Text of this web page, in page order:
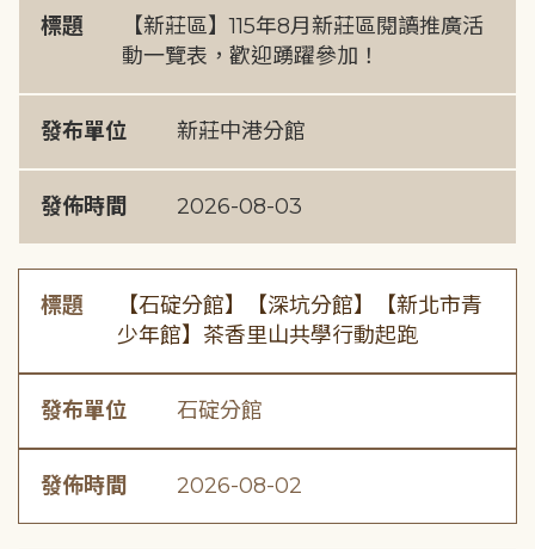
標題
【新莊區】115年8月新莊區閱讀推廣活
動一覽表，歡迎踴躍參加！
發布單位 新莊中港分館
發佈時間 2026-08-03
標題
【石碇分館】【深坑分館】【新北市青
少年館】茶香里山共學行動起跑
發布單位 石碇分館
發佈時間 2026-08-02